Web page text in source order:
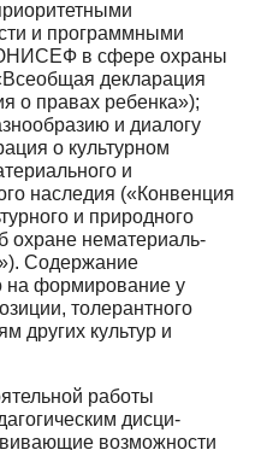
и программными
в сфере охра­ны
декларация
о правах ребен­ка»);
и диалогу
о культур­ном
и
наследия («Конвенция
и природного
охране нематериаль­
Содержание
на формирование у
толерантного
других культур и
работы
дисци­
возможности